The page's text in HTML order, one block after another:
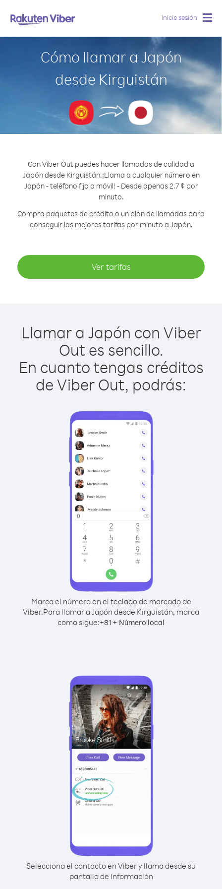
Inicie sesión
Cómo llamar a Japón
desde Kirguistán
Con Viber Out puedes hacer llamadas de calidad a
Japón desde Kirguistán.¡Llama a cualquier número en
Japón - teléfono fijo o móvil! - Desde apenas 2.7 ¢ por
minuto.
Compra paquetes de crédito o un plan de llamadas para
conseguir las mejores tarifas por minuto a Japón.
Ver tarifas
Llamar a Japón con Viber
Out es sencillo.
En cuanto tengas créditos
de Viber Out, podrás:
Marca el número en el teclado de marcado de
Viber.Para llamar a Japón desde Kirguistán, marca
como sigue:+81 + Número local
Selecciona el contacto en Viber y llama desde su
pantalla de información